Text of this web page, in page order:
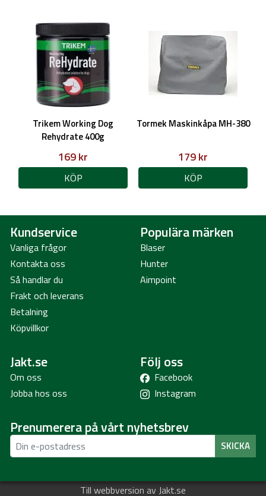
Trikem Working Dog
Rehydrate 400g
169 kr
KÖP
Tormek Maskinkåpa MH-380
179 kr
KÖP
Kundservice
Vanliga frågor
Kontakta oss
Så handlar du
Frakt och leverans
Betalning
Köpvillkor
Populära märken
Blaser
Hunter
Aimpoint
Jakt.se
Om oss
Jobba hos oss
Följ oss
Facebook
Instagram
Prenumerera på vårt nyhetsbrev
SKICKA
Till webbversion av Jakt.se